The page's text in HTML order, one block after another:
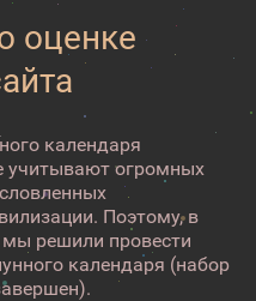
оценке
календаря
учитывают огромных
Поэтому, в
мы решили провести
календаря (набор